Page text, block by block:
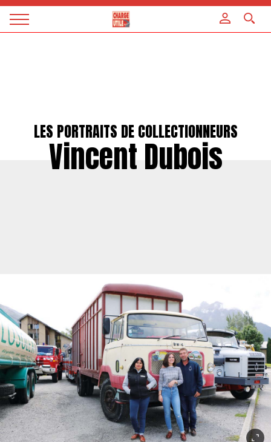
Magazine
LES PORTRAITS DE COLLECTIONNEURS
Vincent Dubois
Panneau de gestion des cookies